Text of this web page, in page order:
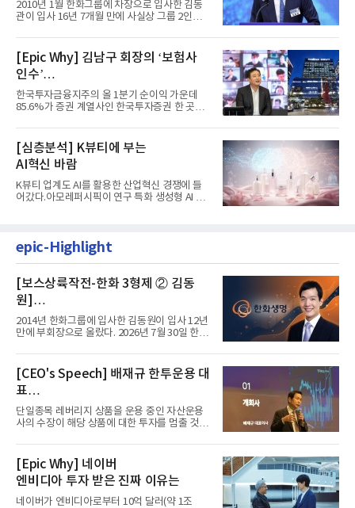
계 ‘초읽기’
2010년 1월 한화그룹에 차장으로 입사한 김동
관이 입사 16년 7개월 만에 사실상 그룹 2인자
[Epic Why] 김남구 회장의 ‘보험사
인수’
발걸음이 신중해진 배경은?
한국투자금융지주의 올 1분기 순이익 가운데
85.6%가 증권 계열사인 한국투자증권 한 곳에
[심층분석] K뷰티에 부는
AI혁신 바람
K뷰티 업계도 AI를 활용한 산업혁신 경쟁에 들
어갔다.아모레퍼시픽이 연구 특화 생성형 AI 플
epic-Highlight
[보스상륙작전-한화 3형제 ② 김동
원]
입사 12년 만에 금융계열 수장 등극
2014년 한화그룹에 입사한 김동원이 입사 12년
만에 부회장으로 올랐다. 2026년 7월 30일 한화
[CEO's Speech] 배재규 한투운용 대
표
“개별종목 레버리지 투자 지금이라도
멈춰라”
단일종목 레버리지 상품을 운용 중인 자산운용
사의 수장이 해당 상품에 대한 투자를 멈출 것을
[Epic Why] 네이버
엔비디아 투자 받은 진짜 이유는
네이버가 엔비디아로부터 10억 달러(약 1조